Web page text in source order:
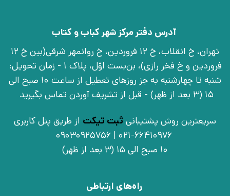
آدرس دفتر مرکز شهر کباب و کتاب
تهران، خ انقلاب، خ 12 فروردین، خ روانمهر شرقی(بین خ 12
فروردین و خ فخر رازی)، بن‌بست اوّل، پلاک 1 - زمان تحویل:
شنبه تا چهارشنبه به جز روزهای تعطیل از ساعت 10 صبح الی
15 (3 بعد از ظهر) - قبل از تشریف آوردن تماس بگیرید
سریعترین روش پشتیبانی ثبت تیکت از طریق پنل کاربری
021-66410976 | 09030925756
10 صبح الی 15 (3 بعد از ظهر)
راه‌های ارتباطی